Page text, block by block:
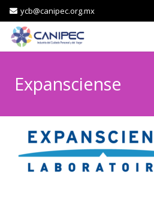
ycb@canipec.org.mx
Expansciense